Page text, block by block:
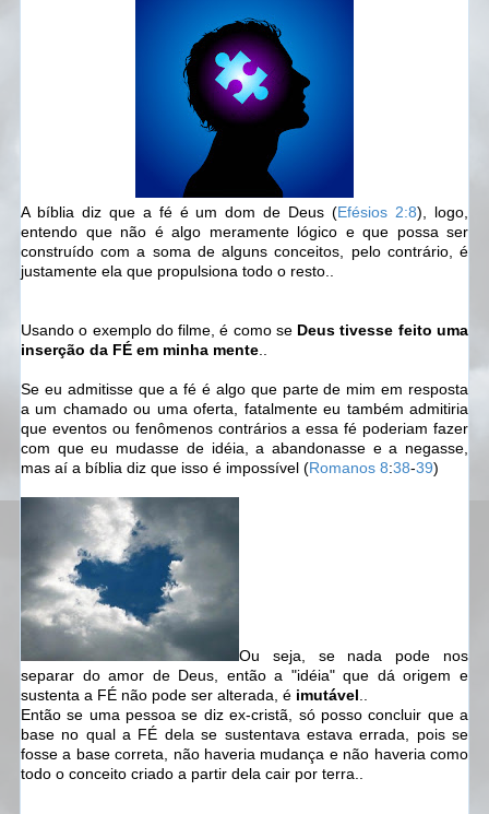
A bíblia diz que a fé é um dom de Deus (Efésios 2:8), logo,
entendo que não é algo meramente lógico e que possa ser
construído com a soma de alguns conceitos, pelo contrário, é
justamente ela que propulsiona todo o resto..
Usando o exemplo do filme, é como se Deus tivesse feito uma
inserção da FÉ em minha mente..
Se eu admitisse que a fé é algo que parte de mim em resposta
a um chamado ou uma oferta, fatalmente eu também admitiria
que eventos ou fenômenos contrários a essa fé poderiam fazer
com que eu mudasse de idéia, a abandonasse e a negasse,
mas aí a bíblia diz que isso é impossível (Romanos 8:38-39)
Ou seja, se nada pode nos
separar do amor de Deus, então a "idéia" que dá origem e
sustenta a FÉ não pode ser alterada, é imutável..
Então se uma pessoa se diz ex-cristã, só posso concluir que a
base no qual a FÉ dela se sustentava estava errada, pois se
fosse a base correta, não haveria mudança e não haveria como
todo o conceito criado a partir dela cair por terra..